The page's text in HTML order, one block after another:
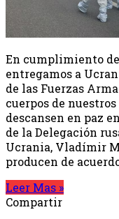
En cumplimiento
entregamos a
de las Fuerzas
cuerpos de
descansen en paz
de la Delegación
Ucrania, Vladímir
producen de
Leer Mas »
Compartir